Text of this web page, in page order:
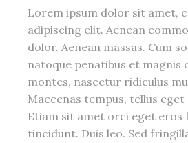
Lorem ipsum dolor sit amet,
adipiscing elit. Aenean
dolor. Aenean massas. Cum
natoque penatibus et magnis
montes, nascetur ridiculus
Maecenas tempus, tellus
Etiam sit amet orci eget eros
tincidunt. Duis leo. Sed